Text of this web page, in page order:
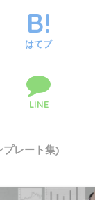
はてブ
LINE
プレート集)